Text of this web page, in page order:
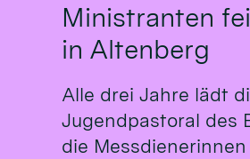
Ministranten
in Altenberg
Alle drei Jahre lädt
Jugendpastoral des
die